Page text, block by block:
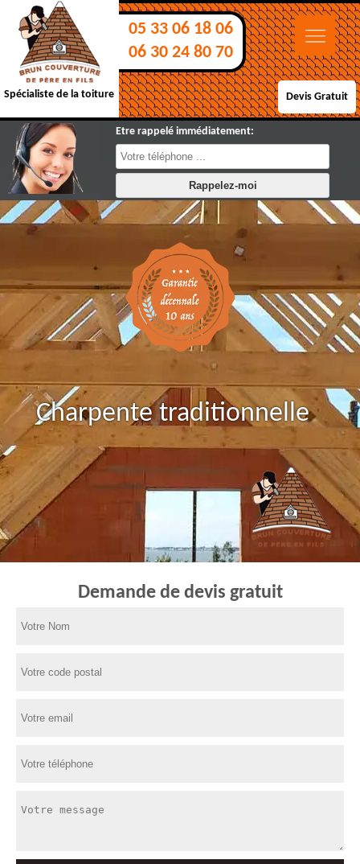
Spécialiste de la toiture
05 33 06 18 06
06 30 24 80 70
Devis Gratuit
Etre rappelé immédiatement:
Charpente traditionnelle
Demande de devis gratuit